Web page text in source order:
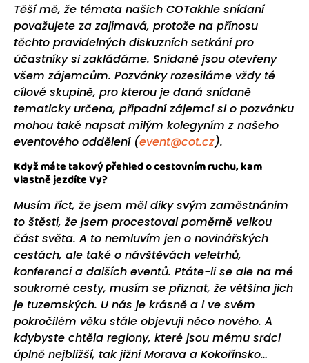
Těší mě, že témata našich COTakhle snídaní
považujete za zajímavá, protože na přínosu
těchto pravidelných diskuzních setkání pro
účastníky si zakládáme. Snídaně jsou otevřeny
všem zájemcům. Pozvánky rozesíláme vždy té
cílové skupině, pro kterou je daná snídaně
tematicky určena, případní zájemci si o pozvánku
mohou také napsat milým kolegyním z našeho
eventového oddělení (event@cot.cz).
Když máte takový přehled o cestovním ruchu, kam
vlastně jezdíte Vy?
Musím říct, že jsem měl díky svým zaměstnáním
to štěstí, že jsem procestoval poměrně velkou
část světa. A to nemluvím jen o novinářských
cestách, ale také o návštěvách veletrhů,
konferencí a dalších eventů. Ptáte-li se ale na mé
soukromé cesty, musím se přiznat, že většina jich
je tuzemských. U nás je krásně a i ve svém
pokročilém věku stále objevuji něco nového. A
kdybyste chtěla regiony, které jsou mému srdci
úplně nejbližší, tak jižní Morava a Kokořínsko…